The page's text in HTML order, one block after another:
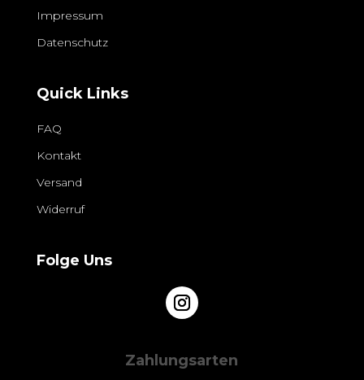
Impressum
Datenschutz
Quick Links
FAQ
Kontakt
Versand
Widerruf
Folge Uns
Zahlungsarten